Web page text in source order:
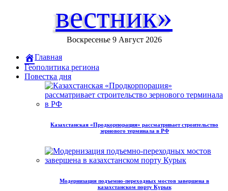
вестник»
Воскресенье 9 Август 2026
Главная
Геополитика региона
Повестка дня
Казахстанская «Продкорпорация» рассматривает строительство
зернового терминала в РФ
Модернизация подъемно-переходных мостов завершена в
казахстанском порту Курык